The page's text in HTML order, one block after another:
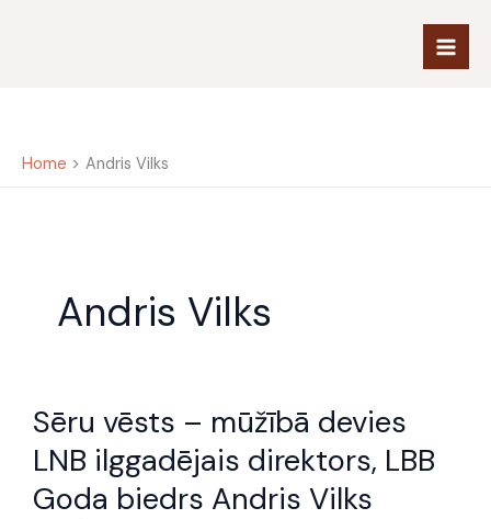
Home Andris Vilks
Andris Vilks
Sēru vēsts – mūžībā devies
LNB ilggadējais direktors, LBB
Goda biedrs Andris Vilks
vēsts
mūžībā
devies